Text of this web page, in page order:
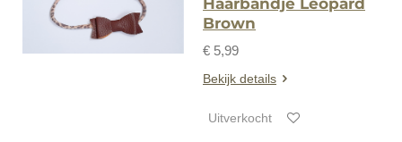
Brown
€ 5,99
Bekijk details
Uitverkocht